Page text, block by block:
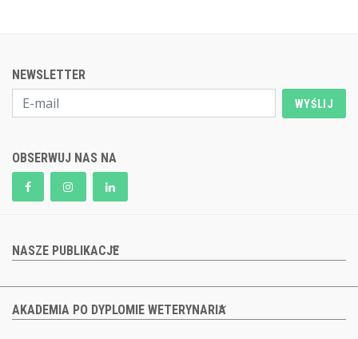
NEWSLETTER
WYŚLIJ
OBSERWUJ NAS NA
NASZE PUBLIKACJE
AKADEMIA PO DYPLOMIE WETERYNARIA